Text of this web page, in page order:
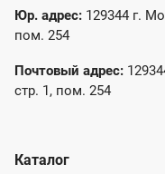
Юр. адрес: 129344 г.
пом. 254
Почтовый адрес:
стр. 1, пом. 254
Каталог